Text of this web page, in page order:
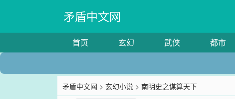
矛盾中文网
首页 玄幻 武侠 都市
矛盾中文网 >玄幻小说 > 南明史之谋算天下